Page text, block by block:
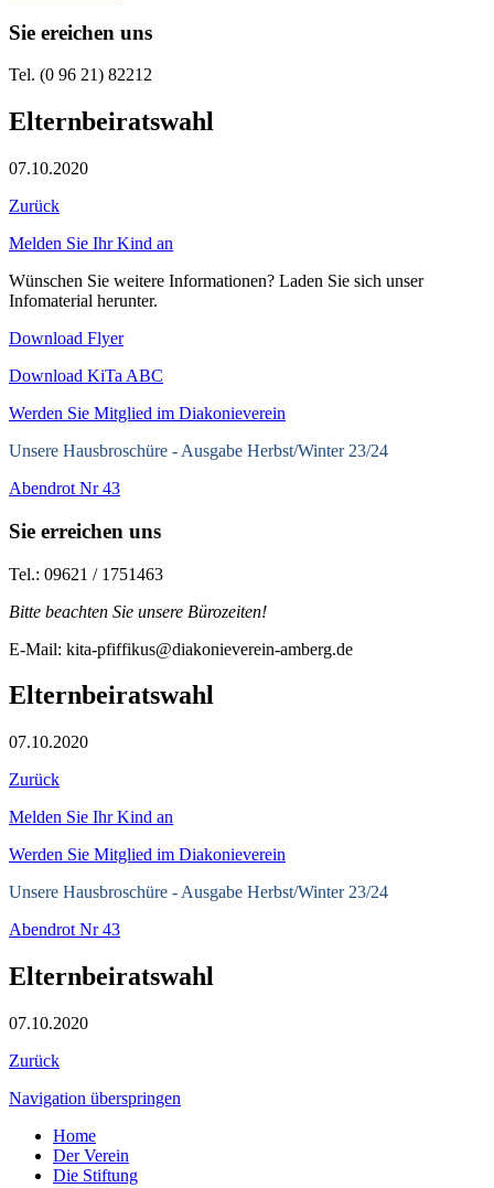
Sie ereichen uns
Tel. (0 96 21) 82212
Elternbeiratswahl
07.10.2020
Zurück
Melden Sie Ihr Kind an
Wünschen Sie weitere Informationen? Laden Sie sich unser
Infomaterial herunter.
Download Flyer
Download KiTa ABC
Werden Sie Mitglied im Diakonieverein
Unsere Hausbroschüre - Ausgabe Herbst/Winter 23/24
Abendrot Nr 43
Sie erreichen uns
Tel.: 09621 / 1751463
Bitte beachten Sie unsere Bürozeiten!
E-Mail: kita-pfiffikus@diakonieverein-amberg.de
Elternbeiratswahl
07.10.2020
Zurück
Melden Sie Ihr Kind an
Werden Sie Mitglied im Diakonieverein
Unsere Hausbroschüre - Ausgabe Herbst/Winter 23/24
Abendrot Nr 43
Elternbeiratswahl
07.10.2020
Zurück
Navigation überspringen
Home
Der Verein
Die Stiftung